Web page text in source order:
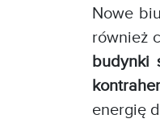
Nowe
również
budynki
energię